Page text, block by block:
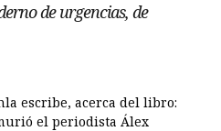
de urgencias, de
escribe, acerca del libro:
el periodista Álex